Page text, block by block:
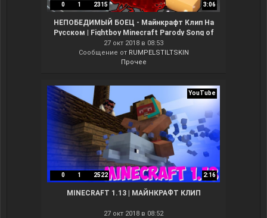
0 1 2315 3:06
НЕПОБЕДИМЫЙ БОЕЦ - Майнкрафт Клип На
Русском | Fightboy Minecraft Parody Song of
Weekend IN RUSSIAN
27 окт 2018 в 08:53
Сообщение от RUMPELSTILTSKIN
Прочее
YouTube
0 1 2522 2:16
MINECRAFT 1.13 | МАЙНКРАФТ КЛИП
27 окт 2018 в 08:52